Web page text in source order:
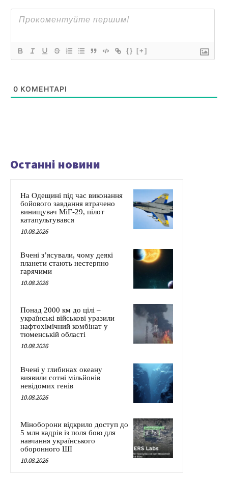
{} [+]
0 КОМЕНТАРІ
Останні новини
На Одещині під час виконання
бойового завдання втрачено
винищувач МіГ-29, пілот
катапультувався
10.08.2026
Вчені з’ясували, чому деякі
планети стають нестерпно
гарячими
10.08.2026
Понад 2000 км до цілі –
українські військові уразили
нафтохімічний комбінат у
тюменській області
10.08.2026
Вчені у глибинах океану
виявили сотні мільйонів
невідомих генів
10.08.2026
Міноборони відкрило доступ до
5 млн кадрів із поля бою для
навчання українського
оборонного ШІ
10.08.2026